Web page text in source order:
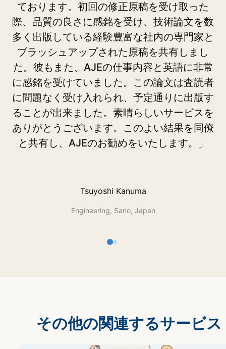
ております。初回の修正原稿を受け取った
際、品質の良さに感銘を受け、技術論文を数
多く出版している経験豊富な社内の専門家と
ブラッシュアップされた原稿を共有しまし
た。彼もまた、AJEの仕事内容と英語に非常
に感銘を受けていました。この論文は査読者
に問題なく受け入れられ、予定通りに出版す
ることが出来ました。素晴らしいサービスを
ありがとうございます。このよい結果を同僚
と共有し、AJEのお勧めをいたします。」
Tsuyoshi Kanuma
Engineering, Sano, Japan
その他の関連するサービス